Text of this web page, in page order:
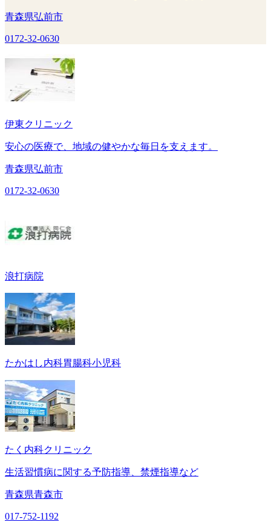
青森県弘前市
0172-32-0630
伊東クリニック
安心の医療で、地域の健やかな毎日を支えます。
青森県弘前市
0172-32-0630
浪打病院
たかはし内科胃腸科小児科
たく内科クリニック
生活習慣病に関する予防指導、禁煙指導など
青森県青森市
017-752-1192